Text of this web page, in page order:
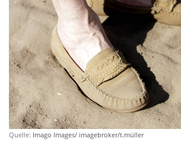
Quelle: Imago Images/ imagebroker/t.müller